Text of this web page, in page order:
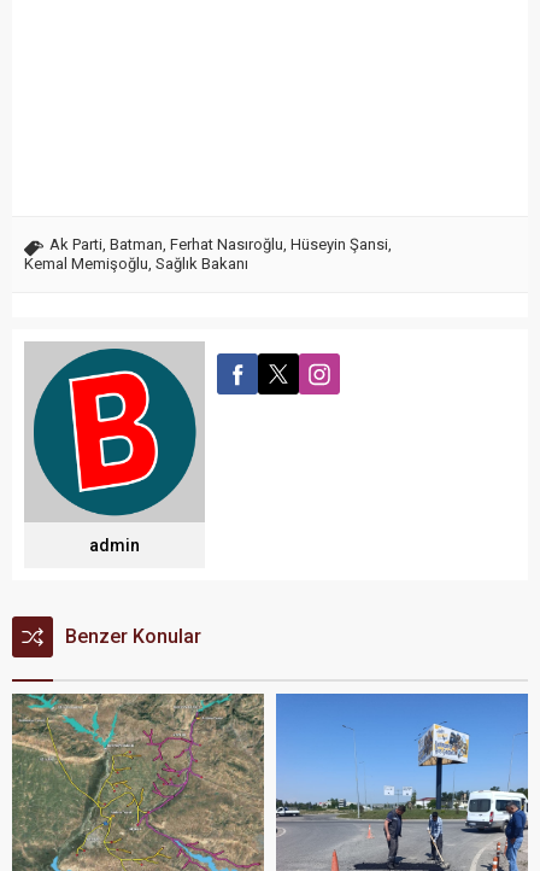
Ak Parti Batman Ferhat Nasıroğlu Hüseyin Şansi
Kemal Memişoğlu Sağlık Bakanı
admin
Benzer Konular